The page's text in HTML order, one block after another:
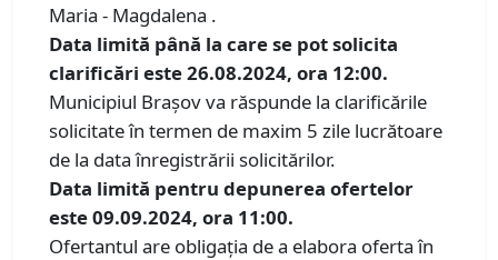
Maria - Magdalena .
Data limită până la care se pot solicita
clarificări este 26.08.2024, ora 12:00.
Municipiul Brașov va răspunde la clarificările
solicitate în termen de maxim 5 zile lucrătoare
de la data înregistrării solicitărilor.
Data limită pentru depunerea ofertelor
este 09.09.2024, ora 11:00.
Ofertantul are obligaţia de a elabora oferta în